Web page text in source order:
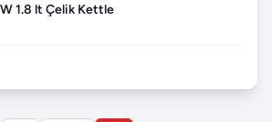
1.8 lt Çelik Kettle